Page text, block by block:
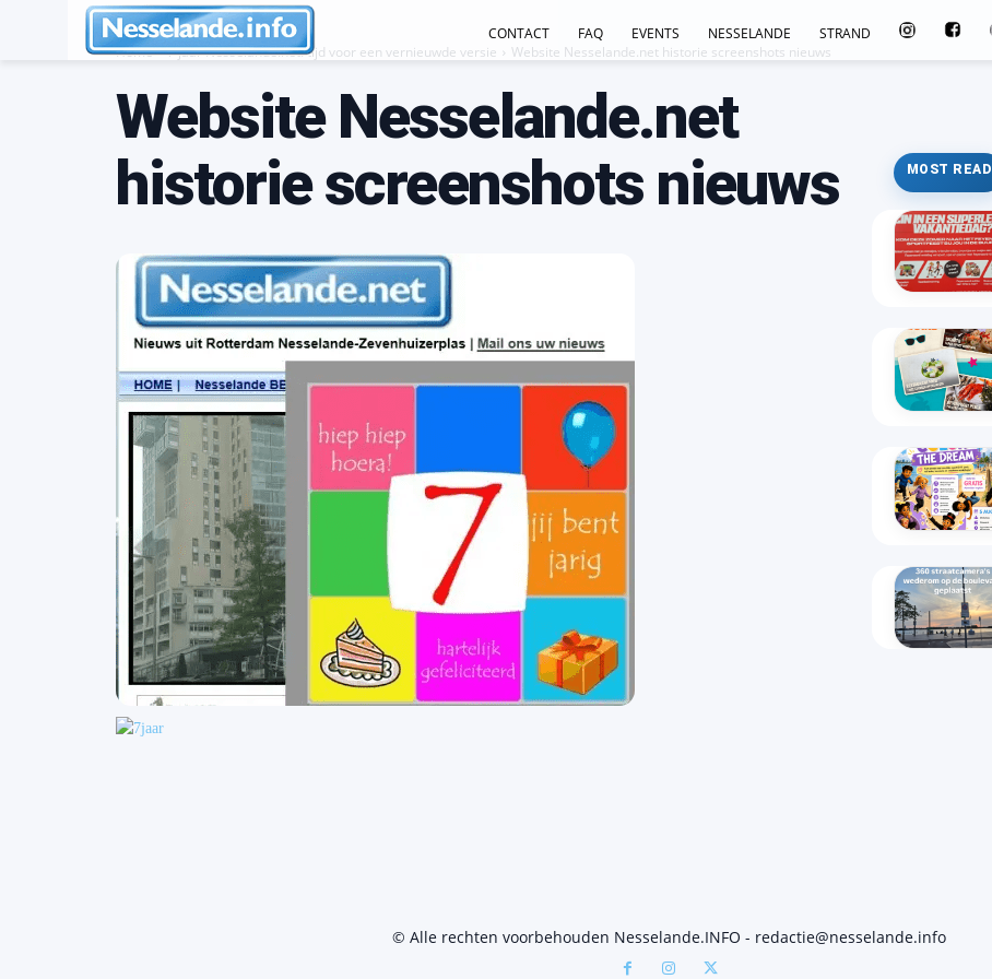
CONTACT FAQ EVENTS NESSELANDE STRAND
Home
7 jaar Nesselande.net: tijd voor een vernieuwde versie Website Nesselande.net historie screenshots nieuws
Website Nesselande.net
historie screenshots nieuws
MOST READ
© Alle rechten voorbehouden Nesselande.INFO - redactie@nesselande.info